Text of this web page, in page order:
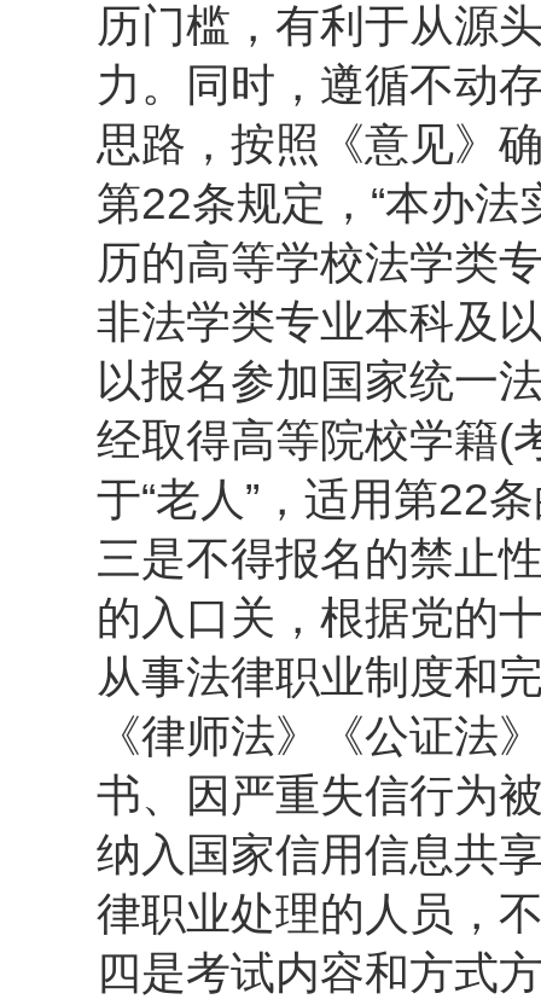
历门槛，有利于从源
力。同时，遵循不动
思路，按照《意见》
第22条规定，“本办
历的高等学校法学类
非法学类专业本科及
以报名参加国家统一
经取得高等院校学籍(
于“老人”，适用第22
三是不得报名的禁止
的入口关，根据党的
从事法律职业制度和
《律师法》《公证法
书、因严重失信行为
纳入国家信用信息共
律职业处理的人员，
四是考试内容和方式